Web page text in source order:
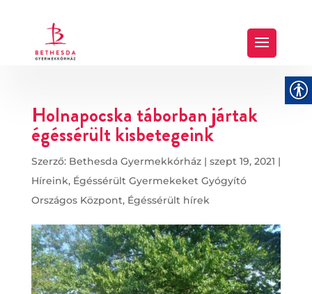
Holnapocska táborban jártak
égéssérült kisbetegeink
Szerző: Bethesda Gyermekkórház| szept 19, 2021 |
Híreink, Égéssérült Gyermekeket Gyógyító
Országos Központ, Égéssérült hírek